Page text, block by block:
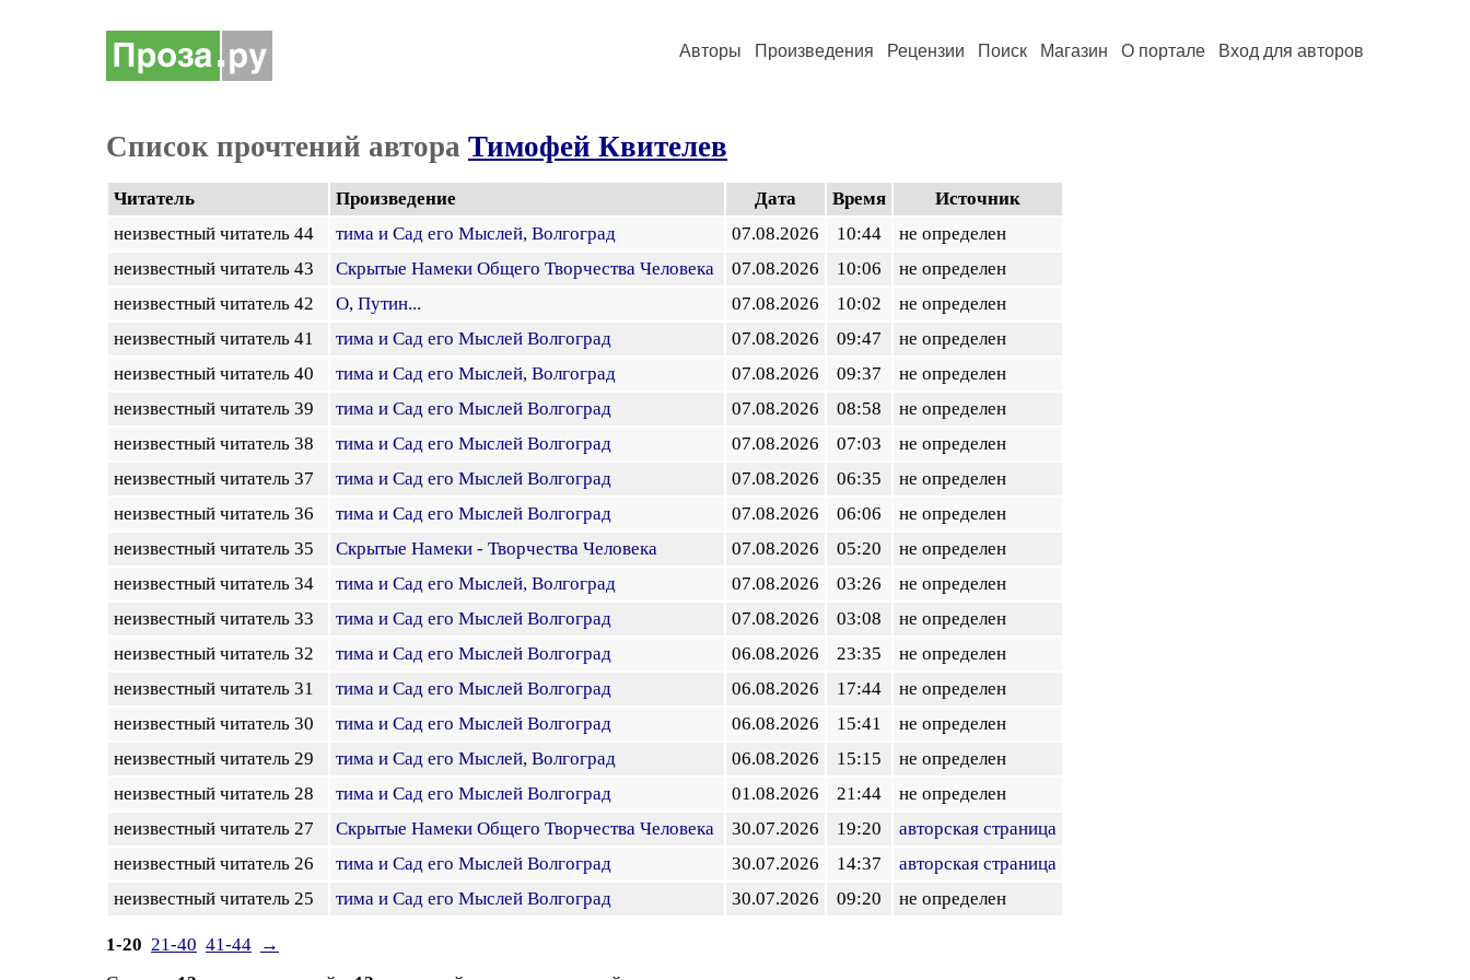
Авторы Произведения Рецензии Поиск Магазин О портале Вход для авторов
Список прочтений автора Тимофей Квителев
Читатель Произведение Дата Время
Источник
неизвестный читатель 44
тима и Сад его Мыслей, Волгоград 07.08.2026 10:44
не определен
неизвестный читатель 43
Скрытые Намеки Общего Творчества Человека 07.08.2026 10:06
не определен
неизвестный читатель 42
О, Путин... 07.08.2026 10:02
не определен
неизвестный читатель 41
тима и Сад его Мыслей Волгоград 07.08.2026 09:47
не определен
неизвестный читатель 40
тима и Сад его Мыслей, Волгоград 07.08.2026 09:37
не определен
неизвестный читатель 39
тима и Сад его Мыслей Волгоград 07.08.2026 08:58
не определен
неизвестный читатель 38
тима и Сад его Мыслей Волгоград 07.08.2026 07:03
не определен
неизвестный читатель 37
тима и Сад его Мыслей Волгоград 07.08.2026 06:35
не определен
неизвестный читатель 36
тима и Сад его Мыслей Волгоград 07.08.2026 06:06
не определен
неизвестный читатель 35
Скрытые Намеки - Творчества Человека 07.08.2026 05:20
не определен
неизвестный читатель 34
тима и Сад его Мыслей, Волгоград 07.08.2026 03:26
не определен
неизвестный читатель 33
тима и Сад его Мыслей Волгоград 07.08.2026 03:08
не определен
неизвестный читатель 32
тима и Сад его Мыслей Волгоград 06.08.2026 23:35
не определен
неизвестный читатель 31
тима и Сад его Мыслей Волгоград 06.08.2026 17:44
не определен
неизвестный читатель 30
тима и Сад его Мыслей Волгоград 06.08.2026 15:41
не определен
неизвестный читатель 29
тима и Сад его Мыслей, Волгоград 06.08.2026 15:15
не определен
неизвестный читатель 28
тима и Сад его Мыслей Волгоград 01.08.2026 21:44
не определен
неизвестный читатель 27
Скрытые Намеки Общего Творчества Человека 30.07.2026 19:20
авторская страница
неизвестный читатель 26
тима и Сад его Мыслей Волгоград 30.07.2026 14:37
авторская страница
неизвестный читатель 25
тима и Сад его Мыслей Волгоград 30.07.2026 09:20 не определен
1-20 21-40 41-44 →